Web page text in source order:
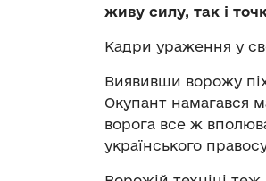
живу силу, так і
Кадри ураження у
Виявивши ворожу
Окупант намагався
ворога все ж
українського